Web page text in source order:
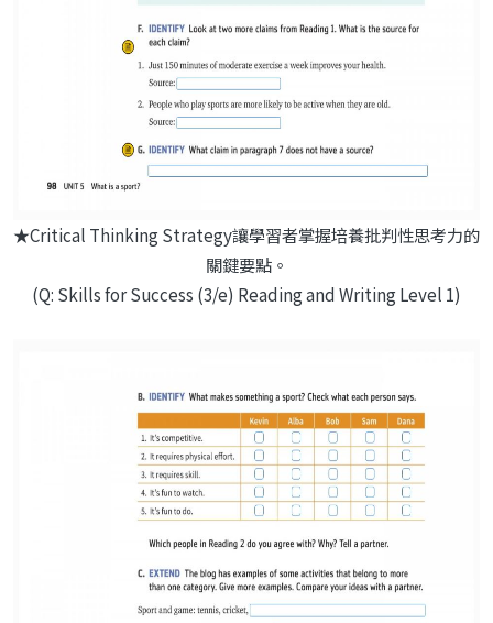
★Critical Thinking Strategy讓學習者掌握培養批判性思考力的
關鍵要點。
(Q: Skills for Success (3/e) Reading and Writing Level 1)